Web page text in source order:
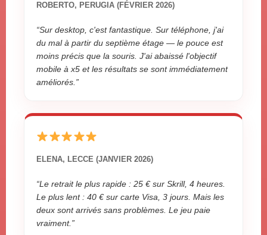
ROBERTO, PERUGIA (FÉVRIER 2026)
“Sur desktop, c'est fantastique. Sur téléphone, j'ai
du mal à partir du septième étage — le pouce est
moins précis que la souris. J'ai abaissé l'objectif
mobile à x5 et les résultats se sont immédiatement
améliorés.”
ELENA, LECCE (JANVIER 2026)
“Le retrait le plus rapide : 25 € sur Skrill, 4 heures.
Le plus lent : 40 € sur carte Visa, 3 jours. Mais les
deux sont arrivés sans problèmes. Le jeu paie
vraiment.”